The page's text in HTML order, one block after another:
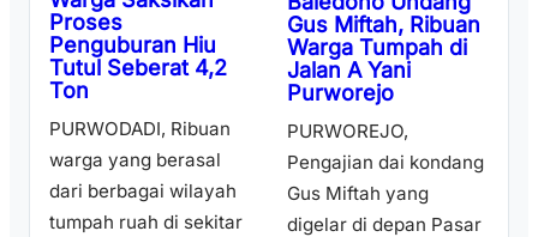
Proses
Penguburan Hiu
Tutul Seberat 4,2
Ton
PURWODADI, Ribuan
warga yang berasal
dari berbagai wilayah
tumpah ruah di sekitar
Gus Miftah, Ribuan
Warga Tumpah di
Jalan A Yani
Purworejo
PURWOREJO,
Pengajian dai kondang
Gus Miftah yang
digelar di depan Pasar